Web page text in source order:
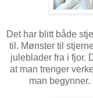
Det har blitt både
til. Mønster til
juleblader fra i fjor.
at man trenger
man